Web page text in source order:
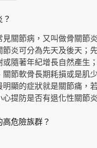
關節病，又叫做骨關節
炎可分為先天及後天；
或隨著年紀增長自然產生
節軟骨長期耗損或是肌少
顯的症狀就是關節痛，
提防是否有退化性關節
危險族群？